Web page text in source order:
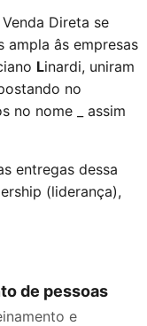
Direta se
ampla âs empresas
Linardi, uniram
no
no nome _ assim
entregas dessa
(liderança),
de pessoas
e